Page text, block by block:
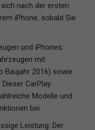
nach der ersten
iPhone, sobald Sie
und iPhones:
mit
Baujahr 2016) sowie
CarPlay
Modelle und
bei
Leistung: Der